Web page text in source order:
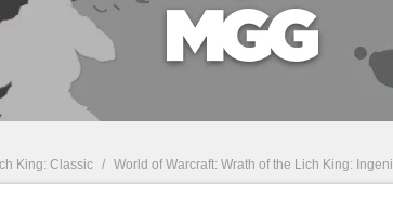
King: Classic / World of Warcraft: Wrath of the Lich King: Ingeniería, guía sobre la profesión